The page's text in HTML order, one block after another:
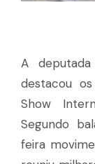
A
destacou
Show
Segundo
feira